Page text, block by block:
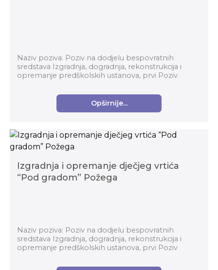
Naziv poziva: Poziv na dodjelu bespovratnih
sredstava Izgradnja, dogradnja, rekonstrukcija i
opremanje predškolskih ustanova, prvi Poziv
Opširnije...
Izgradnja i opremanje dječjeg vrtića
“Pod gradom” Požega
Naziv poziva: Poziv na dodjelu bespovratnih
sredstava Izgradnja, dogradnja, rekonstrukcija i
opremanje predškolskih ustanova, prvi Poziv